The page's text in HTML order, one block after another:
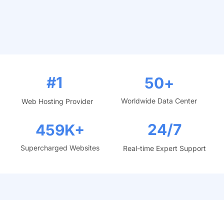
#1
Web Hosting Provider
50+
Worldwide Data Center
459K+
Supercharged Websites
24/7
Real-time Expert Support